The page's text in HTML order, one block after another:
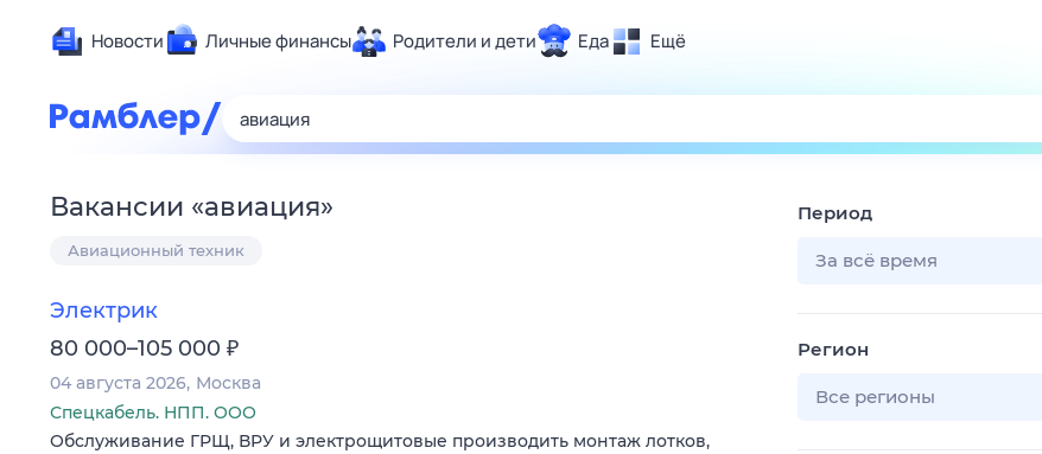
Новости Личные финансы Родители и дети Еда Ещё
Развлечения и отдых
Гороскопы
Поиск
ТВ-программа
Вакансии «авиация»
Авиационный техник
Электрик
80 000–105 000 ₽
04 августа 2026 Москва
Спецкабель. НПП. ООО
Обслуживание ГРЩ, ВРУ и электрощитовые производить монтаж лотков,
Период
За всё время
Регион
Все регионы